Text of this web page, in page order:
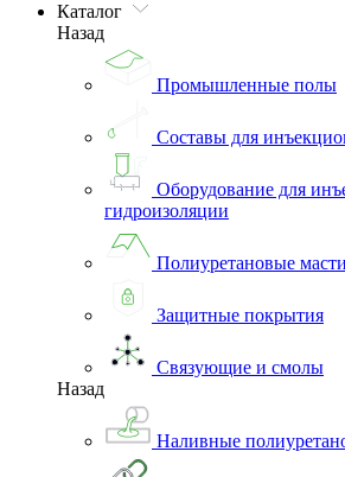
Каталог
Назад
Промышленные полы
Составы для
Оборудование для
гидроизоляции
Полиуретановые
Защитные покрытия
Связующие и смолы
Назад
Наливные